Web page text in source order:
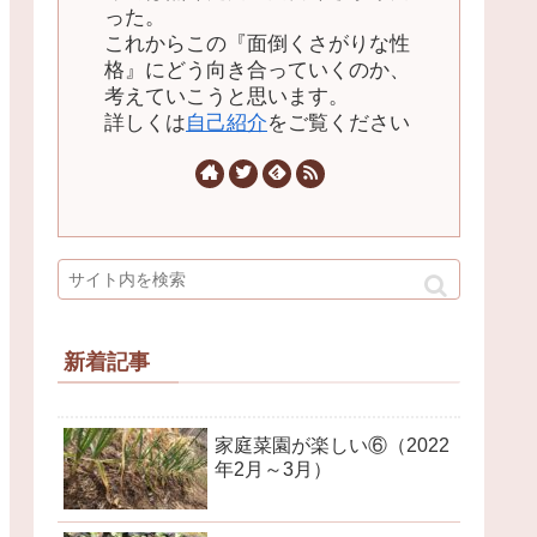
った。
これからこの『面倒くさがりな性
格』にどう向き合っていくのか、
考えていこうと思います。
詳しくは自己紹介をご覧ください
新着記事
家庭菜園が楽しい⑥（2022
年2月～3月）